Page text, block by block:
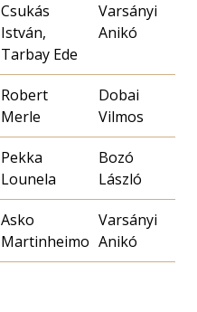
Csukás
István,
Tarbay Ede
Varsányi
Anikó
Robert
Merle
Dobai
Vilmos
Pekka
Lounela
Bozó
László
Asko
Martinheimo
Varsányi
Anikó